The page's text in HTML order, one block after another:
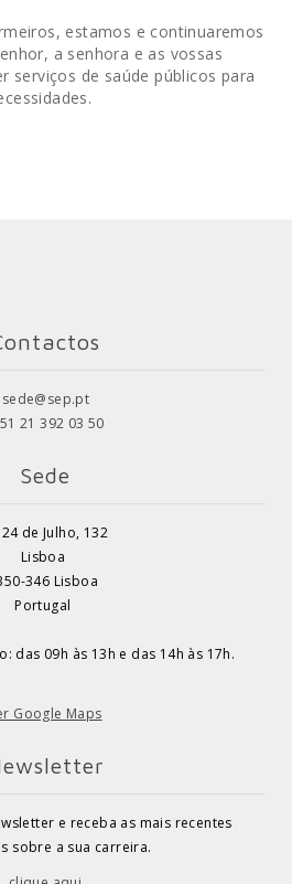
estamos e continuaremos
a senhora e as vossas
serviços de saúde públicos para
sede@sep.pt
21 392 03 50
Sede
de Julho, 132
Lisboa
346 Lisboa
Portugal
das 09h às 13h e das 14h às 17h.
Google Maps
e receba as mais recentes
sobre a sua carreira.